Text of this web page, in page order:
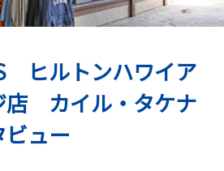
ヒルトンハワイア
店 カイル・タケナ
ュー